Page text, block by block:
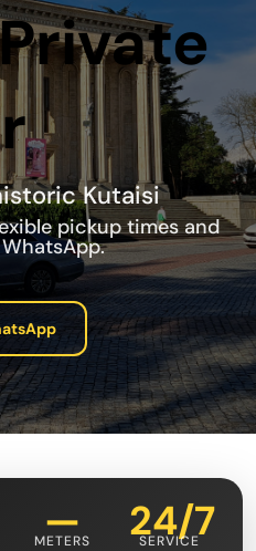
Kutaisi
pickup times and
—
METERS
24/7
SERVICE